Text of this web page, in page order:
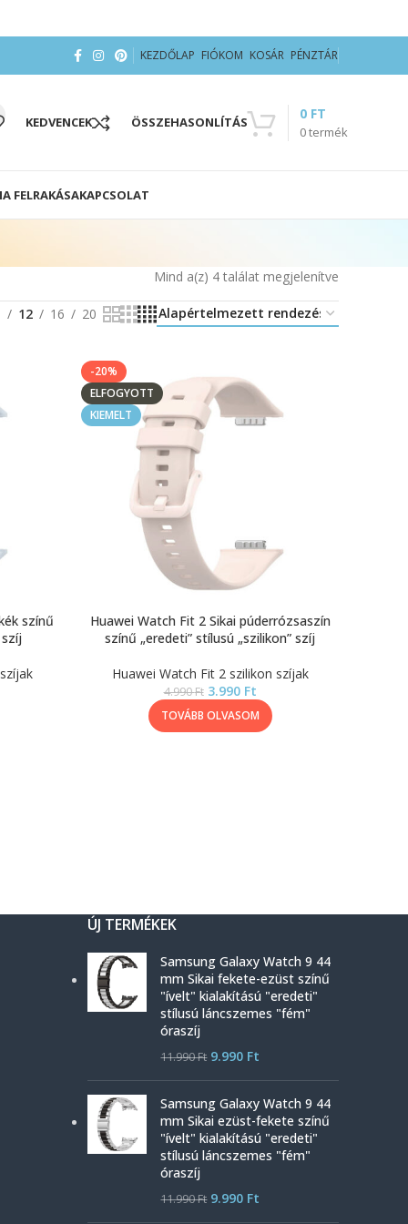
KEZDŐLAP FIÓKOM KOSÁR PÉNZTÁR
KEDVENCEK ÖSSZEHASONLÍTÁS
0termék
0 FT
FELRAKÁSAKAPCSOLAT
Mind a(z) 4 találat megjelenítve
12 16 20
színű
-20%
ELFOGYOTT
KIEMELT
Huawei Watch Fit 2 Sikai púderrózsaszín
színű „eredeti” stílusú „szilikon” szíj
Huawei Watch Fit 2 szilikon szíjak
4.990Ft 3.990 Ft
TOVÁBB OLVASOM
ÚJ TERMÉKEK
Samsung Galaxy Watch 9 44
mm Sikai fekete-ezüst színű
"ívelt" kialakítású "eredeti"
stílusú láncszemes "fém"
óraszíj
11.990Ft 9.990 Ft
Samsung Galaxy Watch 9 44
mm Sikai ezüst-fekete színű
"ívelt" kialakítású "eredeti"
stílusú láncszemes "fém"
óraszíj
11.990Ft 9.990 Ft